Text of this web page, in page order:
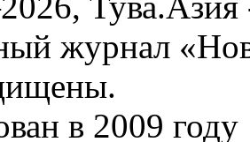
журнал
в 2009 году